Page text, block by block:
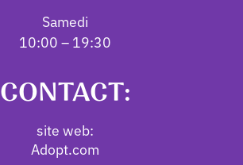
Samedi
10:00 – 19:30
CONTACT:
site web:
Adopt.com